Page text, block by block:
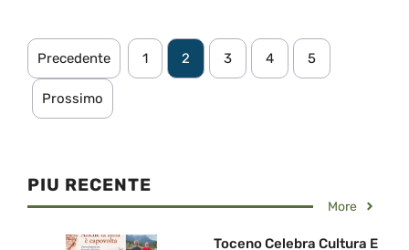
Precedente 1 2 3 4 5
Prossimo
PIU RECENTE
More
Toceno Celebra Cultura E